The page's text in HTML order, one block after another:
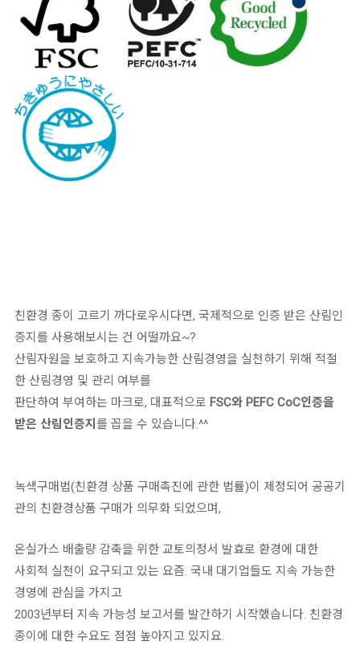
친환경 종이 고르기 까다로우시다면, 국제적으로 인증 받은 산림인
증지를 사용해보시는 건 어떨까요~?
산림자원을 보호하고 지속가능한 산림경영을 실천하기 위해 적절
한 산림경영 및 관리 여부를
판단하여 부여하는 마크로, 대표적으로 FSC와 PEFC CoC인증을
받은 산림인증지 를 꼽을 수 있습니다.^^
녹색구매법(친환경 상품 구매촉진에 관한 법률)이 제정되어 공공기
관의 친환경상품 구매가 의무화 되었으며,
온실가스 배출량 감축을 위한 교토의정서 발효로 환경에 대한
사회적 실천이 요구되고 있는 요즘. 국내 대기업들도 지속 가능한
경영에 관심을 가지고
2003년부터 지속 가능성 보고서를 발간하기 시작했습니다. 친환경
종이에 대한 수요도 점점 높아지고 있지요.